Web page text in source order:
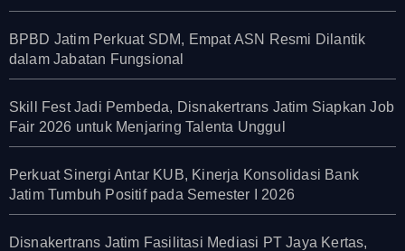
BPBD Jatim Perkuat SDM, Empat ASN Resmi Dilantik
dalam Jabatan Fungsional
Skill Fest Jadi Pembeda, Disnakertrans Jatim Siapkan Job
Fair 2026 untuk Menjaring Talenta Unggul
Perkuat Sinergi Antar KUB, Kinerja Konsolidasi Bank
Jatim Tumbuh Positif pada Semester I 2026
Disnakertrans Jatim Fasilitasi Mediasi PT Jaya Kertas,